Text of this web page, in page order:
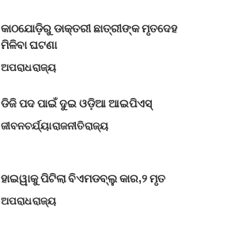
କାଠଯୋଡ଼ିରୁ ଡାକ୍ତରୀ ଛାତ୍ରୀଙ୍କ ମୃତଦେହ
ମିଳିବା ଘଟଣା
ଅପରାଧରାଜ୍ୟ
ଡିଜି ପଦ ପାଇଁ ଦୁଇ ଓଡ଼ିଆ ଆଇପିଏସ୍
ଜୀବନଚର୍ଯ୍ୟାରାଜନୀତିରାଜ୍ୟ
ହାଇୱାକୁ ପିଟିଲା ବିଏମଡବ୍ଲୁ କାର,୨ ମୃତ
ଅପରାଧରାଜ୍ୟ